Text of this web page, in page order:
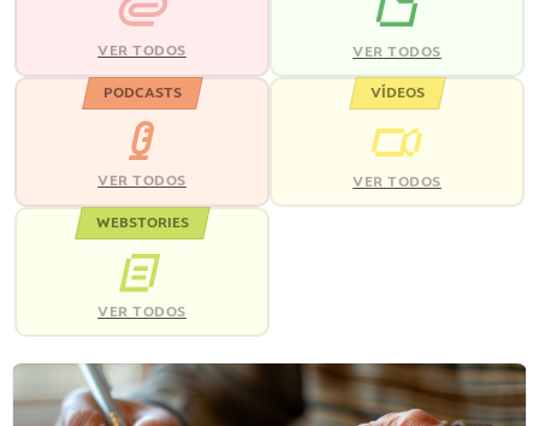
VER TODOS VER TODOS
PODCASTS
VER TODOS
VÍDEOS
VER TODOS
WEBSTORIES
VER TODOS